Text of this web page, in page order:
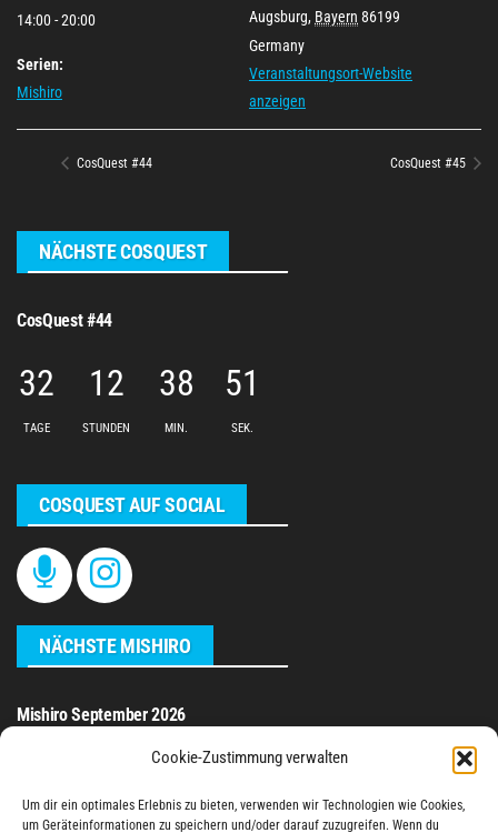
Cookie-Zustimmung verwalten
Um dir ein optimales Erlebnis zu bieten, verwenden wir Technologien wie Cookies,
um Geräteinformationen zu speichern und/oder darauf zuzugreifen. Wenn du
14:00 - 20:00
Serien:
Mishiro
Augsburg, Bayern 86199
Germany
Veranstaltungsort-Website
anzeigen
CosQuest #44 CosQuest #45
NÄCHSTE COSQUEST
CosQuest #44
32
TAGE
12
STUNDEN
38
MIN.
51
SEK.
COSQUEST AUF SOCIAL
NÄCHSTE MISHIRO
Mishiro September 2026
TAGE STUNDEN MIN. SEK.